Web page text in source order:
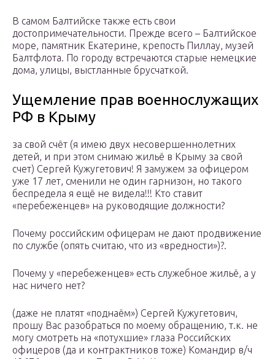
В самом Балтийске также есть свои
достопримечательности. Прежде всего – Балтийское
море, памятник Екатерине, крепость Пиллау, музей
Балтфлота. По городу встречаются старые немецкие
дома, улицы, выстланные брусчаткой.
Ущемление прав военнослужащих
РФ в Крыму
за свой счёт (я имею двух несовершеннолетних
детей, и при этом снимаю жильё в Крыму за свой
счет) Сергей Кужугетович! Я замужем за офицером
уже 17 лет, сменили не один гарнизон, но такого
беспредела я ещё не видела!!! Кто ставит
«перебеженцев» на руководящие должности?
Почему российским офицерам не дают продвижение
по службе (опять считаю, что из «вредности»)?.
Почему у «перебеженцев» есть служебное жильё, а у
нас ничего нет?
(даже не платят «поднаём») Сергей Кужугетович,
прошу Вас разобраться по моему обращению, т.к. не
могу смотреть на «потухшие» глаза Российских
офицеров (да и контрактников тоже) Командир в/ч